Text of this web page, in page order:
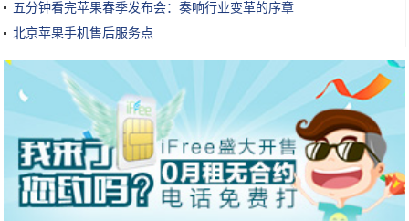
五分钟看完苹果春季发布会：奏响行业变革的序章
北京苹果手机售后服务点